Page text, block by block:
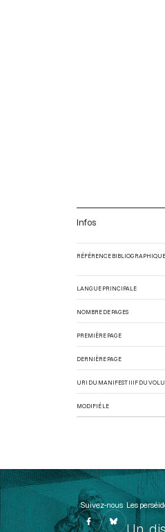
Infos
RÉFÉRENCE BIBLIOGRAPHIQUE
LANGUE PRINCIPALE
NOMBRE DE PAGES
PREMIÈRE PAGE
DERNIÈRE PAGE
URI DU MANIFEST IIIF DU
MODIFIÉ LE
Suivez-nous Les
Un